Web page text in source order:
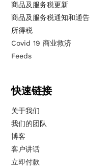
商品及服务税更新
商品及服务税通知和通告
所得税
Covid 19 商业救济
Feeds
快速链接
关于我们
我们的团队
博客
客户讲话
立即付款